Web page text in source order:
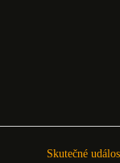
Skutečné